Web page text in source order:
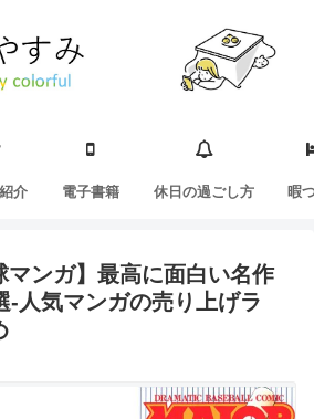
介 電子書籍 休日の過ごし方 暇
マンガ】最高に面白い名作
-人気マンガの売り上げラ